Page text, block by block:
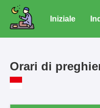
Iniziale
Orari di